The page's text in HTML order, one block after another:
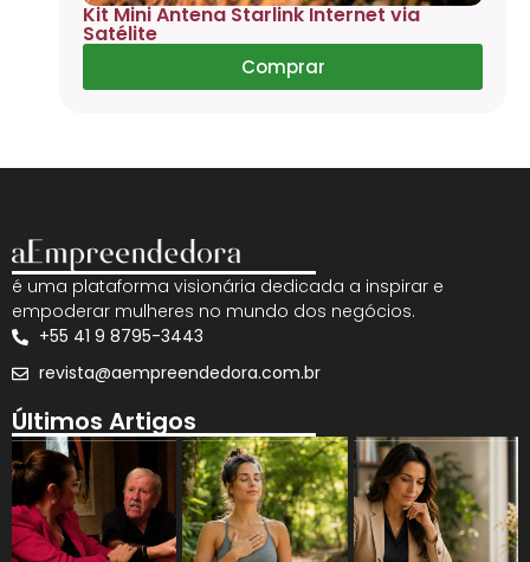
Kit Mini Antena Starlink Internet via
Satélite
Comprar
é uma plataforma visionária dedicada a inspirar e
empoderar mulheres no mundo dos negócios.
+55 41 9 8795-3443
revista@aempreendedora.com.br
Últimos Artigos